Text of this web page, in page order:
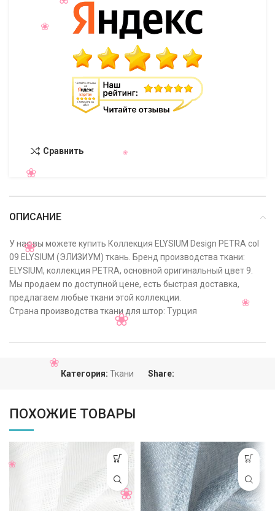
Сравнить
ОПИСАНИЕ
У нас вы можете купить Коллекция ELYSIUM Design PETRA col
09 ELYSIUM (ЭЛИЗИУМ) ткань. Бренд производства ткани:
ELYSIUM, коллекция PETRA, основной оригинальный цвет 9.
Мы продаем по доступной цене, есть быстрая доставка,
предлагаем любые ткани этой коллекции.
Страна производства ткани для штор: Турция
Категория: Ткани Share:
ПОХОЖИЕ ТОВАРЫ